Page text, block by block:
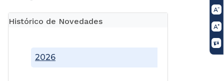
Histórico de Novedades
2026